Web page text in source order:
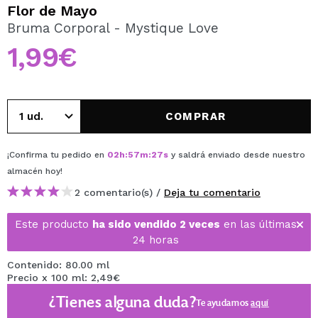
Al crear una cuenta en Maquillalia.com podrás realizar
tus compras rápidamente, revisar el estado de tus
pedidos y consultar tus operaciones anteriores.
CREAR CUENTA
Flor de Mayo
Bruma Corporal - Mystique Love
1,99€
COMPRAR
¡Confirma tu pedido en 02h:57m:27s y saldrá enviado desde nuestro
almacén hoy!
2 comentario(s) / Deja tu comentario
Este producto ha sido vendido 2 veces en las últimas
24 horas
Contenido: 80.00 ml
Precio x 100 ml: 2,49€
¿Tienes alguna duda?Te ayudamosaquí